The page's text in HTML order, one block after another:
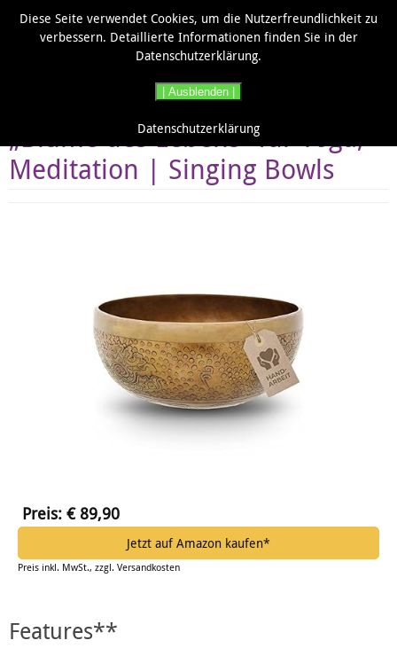
Inhalt
springen
20cm Tibetische Klangschale
„Blume des Lebens“ für Yoga,
Meditation | Singing Bowls
Preis: € 89,90
Jetzt auf Amazon kaufen*
Preis inkl. MwSt., zzgl. Versandkosten
Features**
Diese Seite verwendet Cookies, um die Nutzerfreundlichkeit zu
verbessern. Detaillierte Informationen finden Sie in der
Datenschutzerklärung.
Datenschutzerklärung